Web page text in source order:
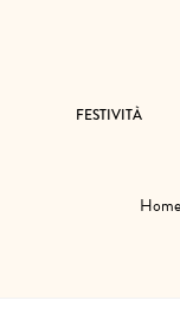
FESTIVITÀ
Home